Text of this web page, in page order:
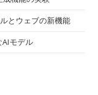
とウェブの新機能
モデル